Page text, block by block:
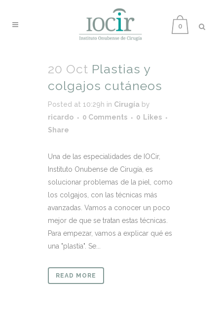
0
20 Oct Plastias y
colgajos cutáneos
Posted at 10:29h in Cirugía by
ricardo
0 Comments 0 Likes
Share
Una de las especialidades de IOCir,
Instituto Onubense de Cirugía, es
solucionar problemas de la piel, como
los colgajos, con las técnicas más
avanzadas. Vamos a conocer un poco
mejor de que se tratan estas técnicas.
Para empezar, vamos a explicar qué es
una "plastia". Se...
READ MORE